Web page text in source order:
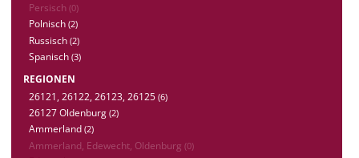
Persisch (0)
Polnisch (2)
Russisch (2)
Spanisch (3)
REGIONEN
26121, 26122, 26123, 26125 (6)
26127 Oldenburg (2)
Ammerland (2)
Ammerland, Edewecht, Oldenburg (0)